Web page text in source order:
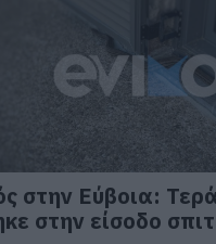
στην Εύβοια:
στην είσοδο